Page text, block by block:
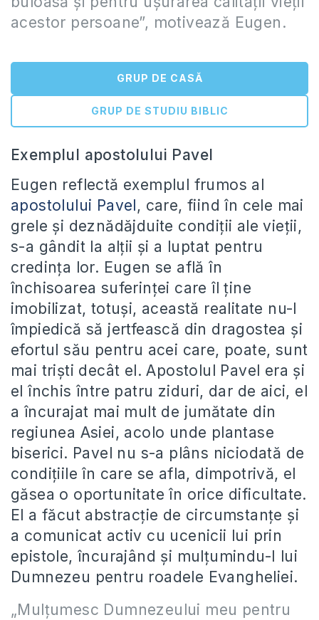
acestor persoane”, motivează Eugen.
GRUP DE CASĂ
GRUP DE STUDIU BIBLIC
Exemplul apostolului Pavel
Eugen reflectă exemplul frumos al
apostolului Pavel, care, fiind în cele mai
grele şi deznădăjduite condiţii ale vieţii,
s-a gândit la alţii şi a luptat pentru
credinţa lor. Eugen se află în
închisoarea suferinţei care îl ţine
imobilizat, totuşi, această realitate nu-l
împiedică să jertfească din dragostea şi
efortul său pentru acei care, poate, sunt
mai trişti decât el. Apostolul Pavel era şi
el închis între patru ziduri, dar de aici, el
a încurajat mai mult de jumătate din
regiunea Asiei, acolo unde plantase
biserici. Pavel nu s-a plâns niciodată de
condiţiile în care se afla, dimpotrivă, el
găsea o oportunitate în orice dificultate.
El a făcut abstracţie de circumstanţe şi
a comunicat activ cu ucenicii lui prin
epistole, încurajând şi mulţumindu-I lui
Dumnezeu pentru roadele Evangheliei.
„Mulţumesc Dumnezeului meu pentru